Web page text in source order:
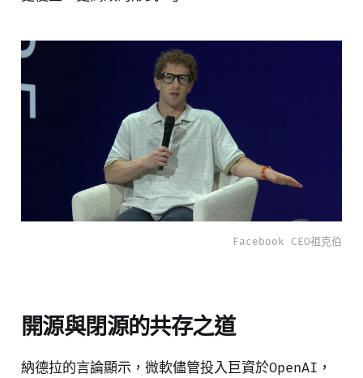
Facebook CEO祖克伯
開源與閉源的共存之道
納德拉的言論顯示，微軟儘管投入巨資於OpenAI，